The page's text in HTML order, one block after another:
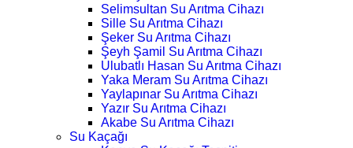
Selimsultan Su Arıtma Cihazı
Sille Su Arıtma Cihazı
Şeker Su Arıtma Cihazı
Şeyh Şamil Su Arıtma Cihazı
Ulubatlı Hasan Su Arıtma Cihazı
Yaka Meram Su Arıtma Cihazı
Yaylapınar Su Arıtma Cihazı
Yazır Su Arıtma Cihazı
Akabe Su Arıtma Cihazı
Su Kaçağı